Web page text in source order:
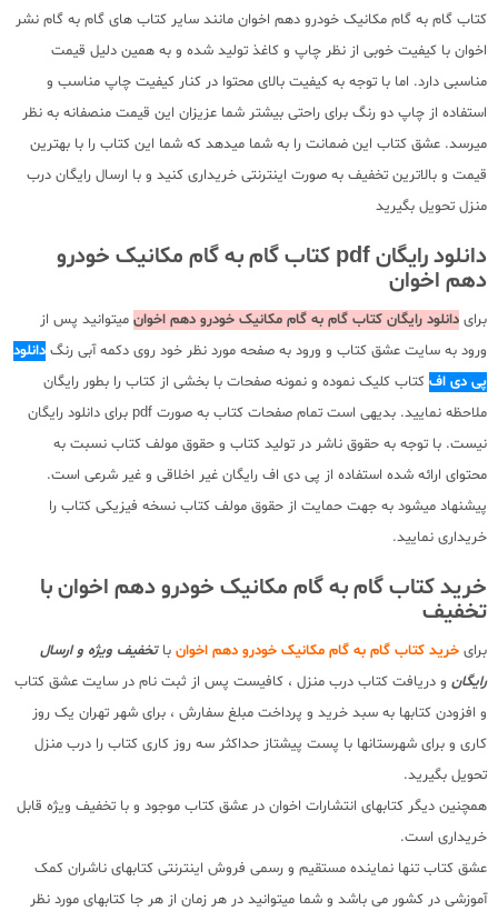
کتاب گام به گام مکانیک خودرو دهم اخوان مانند سایر کتاب های گام به گام نشر
اخوان با کیفیت خوبی از نظر چاپ و کاغذ تولید شده و به همین دلیل قیمت
مناسبی دارد. اما با توجه به کیفیت بالای محتوا در کنار کیفیت چاپ مناسب و
استفاده از چاپ دو رنگ برای راحتی بیشتر شما عزیزان این قیمت منصفانه به نظر
میرسد. عشق کتاب این ضمانت را به شما میدهد که شما این کتاب را با بهترین
قیمت و بالاترین تخفیف به صورت اینترنتی خریداری کنید و با ارسال رایگان درب
منزل تحویل بگیرید
دانلود رایگان pdf کتاب گام به گام مکانیک خودرو
دهم اخوان
برای دانلود رایگان کتاب گام به گام مکانیک خودرو دهم اخوان میتوانید پس از
ورود به سایت عشق کتاب و ورود به صفحه مورد نظر خود روی دکمه آبی رنگ دانلود
پی دی اف کتاب کلیک نموده و نمونه صفحات با بخشی از کتاب را بطور رایگان
ملاحظه نمایید. بدیهی است تمام صفحات کتاب به صورت pdf برای دانلود رایگان
نیست. با توجه به حقوق ناشر در تولید کتاب و حقوق مولف کتاب نسبت به
محتوای ارائه شده استفاده از پی دی اف رایگان غیر اخلاقی و غیر شرعی است.
پیشنهاد میشود به جهت حمایت از حقوق مولف کتاب نسخه فیزیکی کتاب را
خریداری نمایید.
خرید کتاب گام به گام مکانیک خودرو دهم اخوان با
تخفیف
برای خرید کتاب گام به گام مکانیک خودرو دهم اخوان باتخفیف ویژه و ارسال
رایگان و دریافت کتاب درب منزل ، کافیست پس از ثبت نام در سایت عشق کتاب
و افزودن کتابها به سبد خرید و پرداخت مبلغ سفارش ، برای شهر تهران یک روز
کاری و برای شهرستانها با پست پیشتاز حداکثر سه روز کاری کتاب را درب منزل
تحویل بگیرید.
همچنین دیگر کتابهای انتشارات اخوان در عشق کتاب موجود و با تخفیف ویژه قابل
خریداری است.
عشق کتاب تنها نماینده مستقیم و رسمی فروش اینترنتی کتابهای ناشران کمک
آموزشی در کشور می باشد و شما میتوانید در هر زمان از هر جا کتابهای مورد نظر